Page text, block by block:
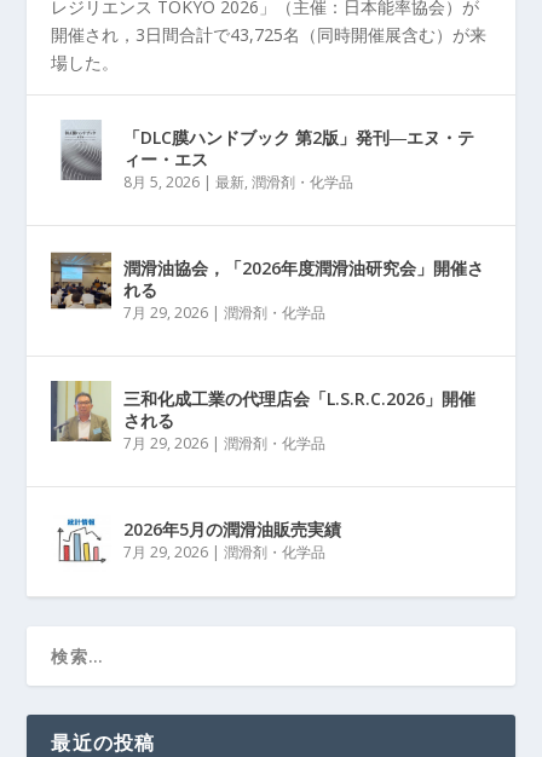
レジリエンス TOKYO 2026」（主催：日本能率協会）が
開催され，3日間合計で43,725名（同時開催展含む）が来
場した。
「DLC膜ハンドブック 第2版」発刊―エヌ・テ
ィー・エス
8月 5, 2026 |最新,潤滑剤・化学品
潤滑油協会，「2026年度潤滑油研究会」開催さ
れる
7月 29, 2026 |潤滑剤・化学品
三和化成工業の代理店会「L.S.R.C.2026」開催
される
7月 29, 2026 |潤滑剤・化学品
2026年5月の潤滑油販売実績
7月 29, 2026 |潤滑剤・化学品
最近の投稿